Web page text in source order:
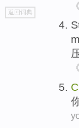
go
top
返回词典